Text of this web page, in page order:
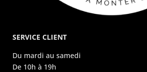
SERVICE CLIENT
Du mardi au samedi
De 10h à 19h